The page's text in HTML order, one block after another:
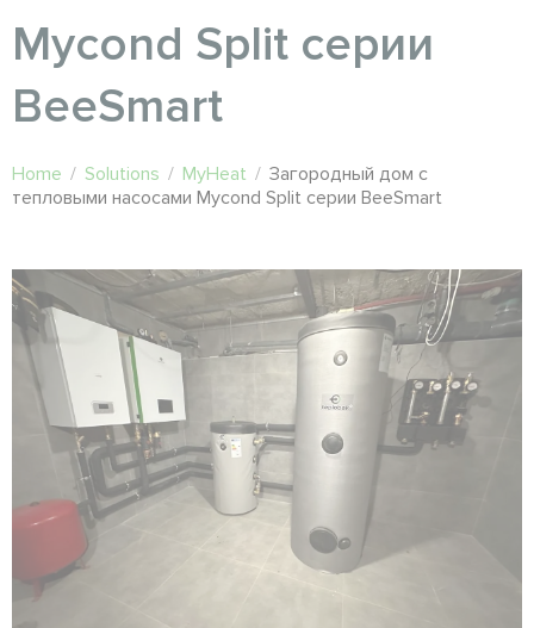
Mycond Split серии
BeeSmart
Home / Solutions / MyHeat / Загородный дом с
тепловыми насосами Mycond Split серии BeeSmart